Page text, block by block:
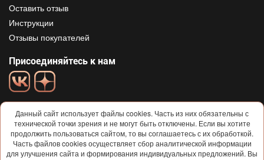
Оставить отзыв
Инструкции
Отзывы покупателей
Присоединяйтесь к нам
© 2013-2026 Weissgauff Все права защищены
Данный сайт использует файлы cookies. Часть из них обязательны с
технической точки зрения и не могут быть отключены. Если вы хотите
продолжить пользоваться сайтом, то вы соглашаетесь с их обработкой.
Часть файлов cookies осуществляет сбор аналитической информации
для улучшения сайта и формирования индивидуальных предложений. Вы